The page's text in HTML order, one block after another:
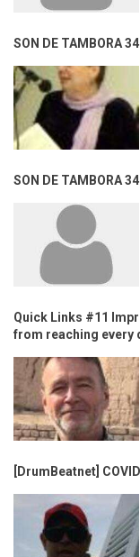
SON DE TAMBORA
SON DE TAMBORA
Quick Links #11
from reaching every
[DrumBeatnet]